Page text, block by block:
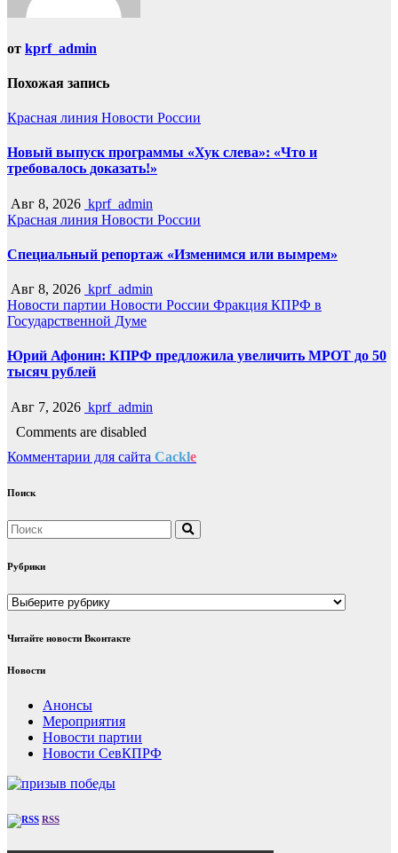
от kprf_admin
Похожая запись
Красная линия Новости России
Новый выпуск программы «Хук слева»: «Что и
требовалось доказать!»
Авг 8, 2026 kprf_admin
Красная линия Новости России
Специальный репортаж «Изменимся или вымрем»
Авг 8, 2026 kprf_admin
Новости партии Новости России Фракция КПРФ в
Государственной Думе
Юрий Афонин: КПРФ предложила увеличить МРОТ до 50
тысяч рублей
Авг 7, 2026 kprf_admin
Comments are disabled
Комментарии для сайта Cackle
Поиск
Рубрики
Рубрики
Читайте новости Вконтакте
Новости
Анонсы
Мероприятия
Новости партии
Новости СевКПРФ
RSS